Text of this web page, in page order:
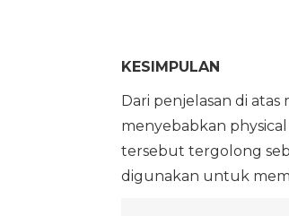
KESIMPULAN
Dari penjelasan di
menyebabkan
tersebut tergolong
digunakan untuk